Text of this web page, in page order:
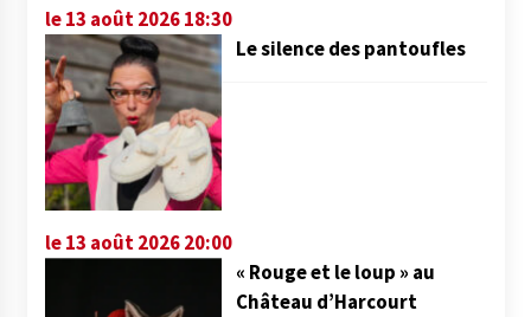
le 13 août 2026 18:30
Le silence des pantoufles
le 13 août 2026 20:00
« Rouge et le loup » au
Château d’Harcourt